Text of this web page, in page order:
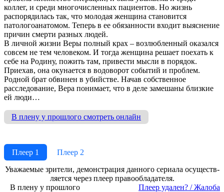
коллег, и среди многочисленных пациентов. Но жизнь
распорядилась так, что молодая женщина становится
патологоанатомом. Теперь в ее обязанности входит выяснение
причин смерти разных людей.
В личной жизни Веры полный крах – возлюбленный оказался
совсем не тем человеком. И тогда женщина решает поехать к
себе на Родину, пожить там, привести мысли в порядок.
Приехав, она окунается в водоворот событий и проблем.
Родной брат обвинен в убийстве. Начав собственное
расследование, Вера понимает, что в деле замешаны близкие
ей люди…
В плену у прошлого смотреть онлайн
Плеер 1
Плеер 2
Ува­жае­мые зри­те­ли, де­мон­ст­ра­ция дан­но­го се­риа­ла осу­ще­ст­в­
ля­ет­ся че­рез пле­ер пра­во­об­ла­да­те­ля.
В плену у прошлого
Пле­ер уда­лен? / Жа­ло­ба